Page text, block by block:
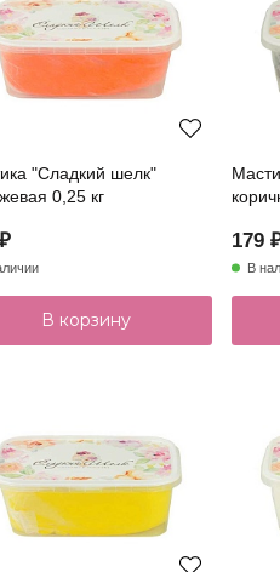
"Сладкий шелк"
0,25 кг
В корзину
179
В